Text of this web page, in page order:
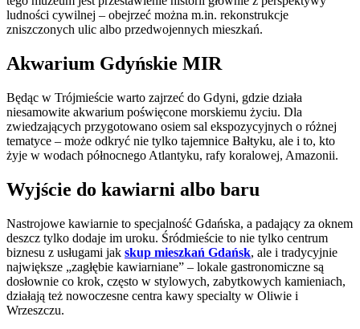
ludności cywilnej – obejrzeć można m.in. rekonstrukcje
zniszczonych ulic albo przedwojennych mieszkań.
Akwarium Gdyńskie MIR
Będąc w Trójmieście warto zajrzeć do Gdyni, gdzie działa
niesamowite akwarium poświęcone morskiemu życiu. Dla
zwiedzających przygotowano osiem sal ekspozycyjnych o różnej
tematyce – może odkryć nie tylko tajemnice Bałtyku, ale i to, kto
żyje w wodach północnego Atlantyku, rafy koralowej, Amazonii.
Wyjście do kawiarni albo baru
Nastrojowe kawiarnie to specjalność Gdańska, a padający za oknem
deszcz tylko dodaje im uroku. Śródmieście to nie tylko centrum
biznesu z usługami jak skup mieszkań Gdańsk, ale i tradycyjnie
największe „zagłębie kawiarniane” – lokale gastronomiczne są
dosłownie co krok, często w stylowych, zabytkowych kamieniach,
działają też nowoczesne centra kawy specialty w Oliwie i
Wrzeszczu.